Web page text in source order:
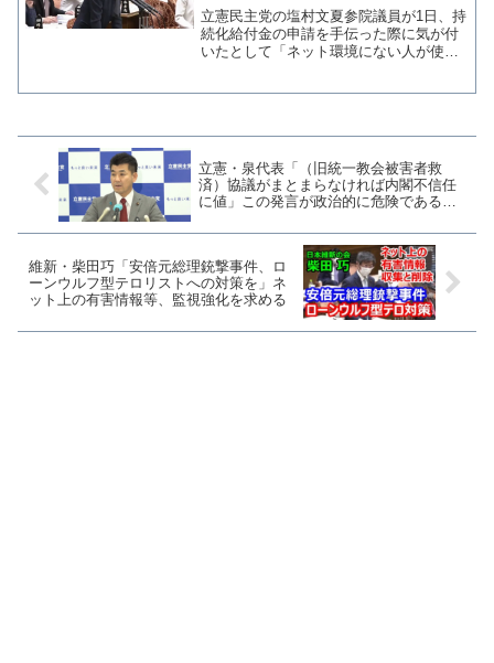
なこと何処にも書いてませんでし
た
立憲民主党の塩村文夏参院議員が1日、持
続化給付金の申請を手伝った際に気が付
いたとして「ネット環境にない人が使わ
立憲・泉代表「（旧統一教会被害者救
済）協議がまとまらなければ内閣不信任
に値」この発言が政治的に危険である理
維新・柴田巧「安倍元総理銃撃事件、ロ
ーンウルフ型テロリストへの対策を」ネ
ット上の有害情報等、監視強化を求める